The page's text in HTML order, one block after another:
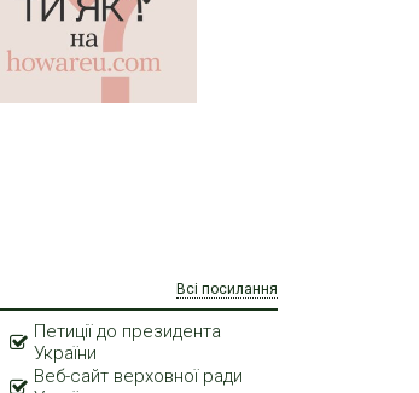
Всі посилання
Петиції до президента
України
Веб-сайт верховної ради